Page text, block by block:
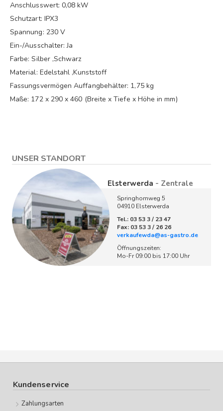
Anschlusswert: 0,08 kW
Schutzart: IPX3
Spannung: 230 V
Ein-/Ausschalter: Ja
Farbe: Silber ,Schwarz
Material: Edelstahl ,Kunststoff
Fassungsvermögen Auffangbehälter: 1,75 kg
Maße: 172 x 290 x 460 (Breite x Tiefe x Höhe in mm)
UNSER STANDORT
Elsterwerda - Zentrale
Springhornweg 5
04910 Elsterwerda
Tel.: 03 53 3 / 23 47
Fax: 03 53 3 / 26 26
verkaufewda@as-gastro.de
Öffnungszeiten:
Mo-Fr 09:00 bis 17:00 Uhr
Kundenservice
Zahlungsarten